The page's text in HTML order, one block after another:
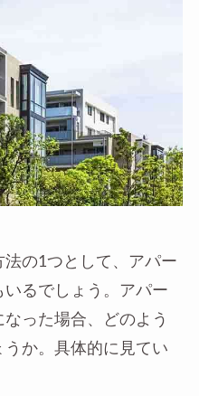
の1つとして、アパー
いるでしょう。アパー
なった場合、どのよう
か。具体的に見てい